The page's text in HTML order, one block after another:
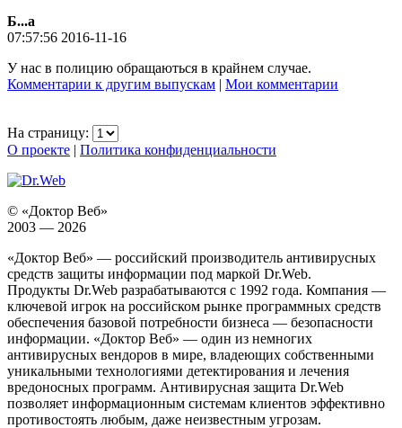
Б...а
07:57:56 2016-11-16
У нас в полицию обращаються в крайнем случае.
Комментарии к другим выпускам | Мои комментарии
На страницу:
О проекте | Политика конфиденциальности
© «Доктор Веб»
2003 — 2026
«Доктор Веб» — российский производитель антивирусных
средств защиты информации под маркой Dr.Web.
Продукты Dr.Web разрабатываются с 1992 года. Компания —
ключевой игрок на российском рынке программных средств
обеспечения базовой потребности бизнеса — безопасности
информации. «Доктор Веб» — один из немногих
антивирусных вендоров в мире, владеющих собственными
уникальными технологиями детектирования и лечения
вредоносных программ. Антивирусная защита Dr.Web
позволяет информационным системам клиентов эффективно
противостоять любым, даже неизвестным угрозам.